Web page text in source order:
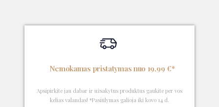
Nemokamas pristatymas nuo 19,99 €*
Apsipirkite jau dabar ir užsakytus produktus gaukite per vos
kelias valandas! *Pasiūlymas galioja iki kovo 14 d.